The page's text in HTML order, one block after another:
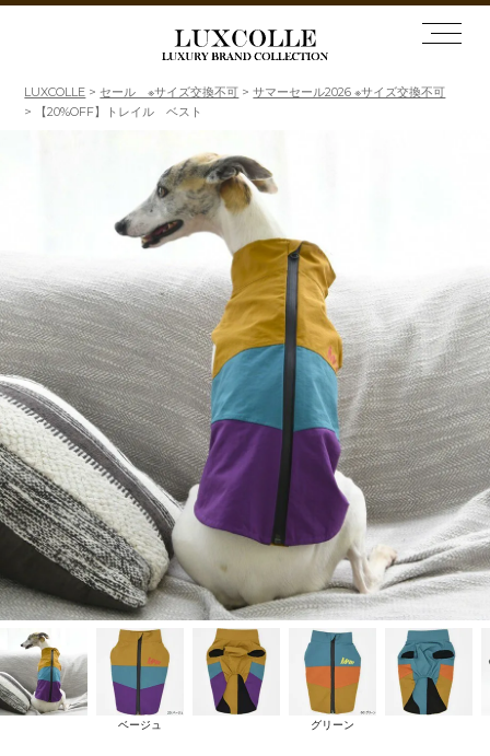
LUXCOLLE セール ※サイズ交換不可
サマーセール2026 ※サイズ交換不可
【20%OFF】トレイル ベスト
ベージュ グリーン